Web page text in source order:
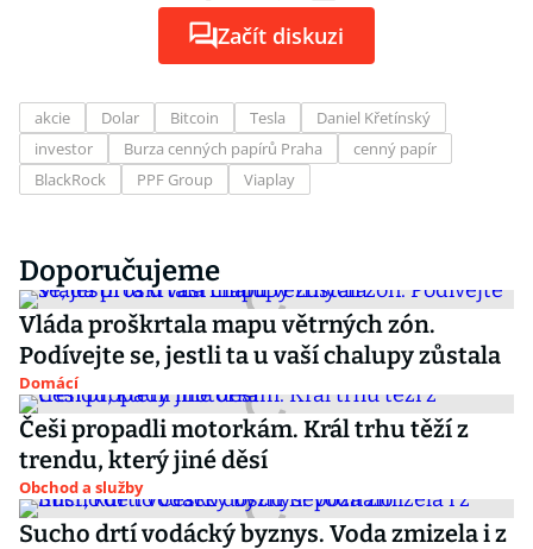
Začít diskuzi
akcie Dolar Bitcoin Tesla
Daniel Křetínský
investor
Burza cenných papírů Praha
cenný papír
BlackRock
PPF Group Viaplay
Doporučujeme
Vláda proškrtala mapu větrných zón.
Podívejte se, jestli ta u vaší chalupy zůstala
Domácí
Češi propadli motorkám. Král trhu těží z
trendu, který jiné děsí
Obchod a služby
Sucho drtí vodácký byznys. Voda zmizela i z